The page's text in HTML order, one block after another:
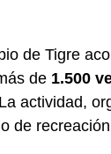
de Tigre
de 1.500
actividad,
de